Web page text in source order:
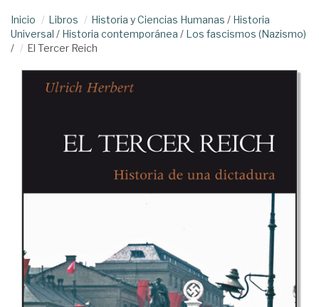
Inicio Libros Historia y Ciencias Humanas / Historia
Universal / Historia contemporánea / Los fascismos (Nazismo)
/
El Tercer Reich